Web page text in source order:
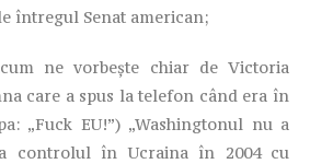
întregul Senat american;
ne vorbește chiar de Victoria
care a spus la telefon când era în
„Fuck EU!”) „Washingtonul nu a
controlul în Ucraina în 2004 cu